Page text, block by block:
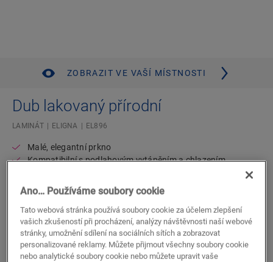
ZOBRAZIT VE VAŠÍ MÍSTNOSTI
Dub lakovaný přírodní
LAMINÁT ELIGNA EL896
Malé, elegantní prkno
Kompatibilní s podlahovým vytápěním a chlazením
Doživotní záruka pro obytné prostory
725,00CZK/m²
Doporučená maloobchodní cena (vč. DPH)
Najděte nejbližšího prodejce
Ano… Používáme soubory cookie
Tato webová stránka používá soubory cookie za účelem zlepšení
vašich zkušeností při procházení, analýzy návštěvnosti naší webové
stránky, umožnění sdílení na sociálních sítích a zobrazovat
personalizované reklamy. Můžete přijmout všechny soubory cookie
nebo analytické soubory cookie nebo můžete upravit vaše